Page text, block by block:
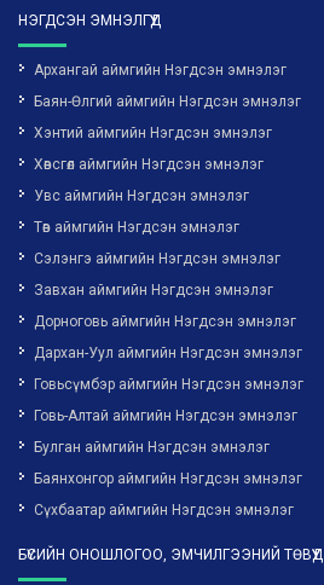
НЭГДСЭН ЭМНЭЛГҮҮД
Архангай аймгийн Нэгдсэн эмнэлэг
Баян-Өлгий аймгийн Нэгдсэн эмнэлэг
Хэнтий аймгийн Нэгдсэн эмнэлэг
Хөвсгөл аймгийн Нэгдсэн эмнэлэг
Увс аймгийн Нэгдсэн эмнэлэг
Төв аймгийн Нэгдсэн эмнэлэг
Сэлэнгэ аймгийн Нэгдсэн эмнэлэг
Завхан аймгийн Нэгдсэн эмнэлэг
Дорноговь аймгийн Нэгдсэн эмнэлэг
Дархан-Уул аймгийн Нэгдсэн эмнэлэг
Говьсүмбэр аймгийн Нэгдсэн эмнэлэг
Говь-Алтай аймгийн Нэгдсэн эмнэлэг
Булган аймгийн Нэгдсэн эмнэлэг
Баянхонгор аймгийн Нэгдсэн эмнэлэг
Сүхбаатар аймгийн Нэгдсэн эмнэлэг
БҮСИЙН ОНОШЛОГОО, ЭМЧИЛГЭЭНИЙ ТӨВҮҮД